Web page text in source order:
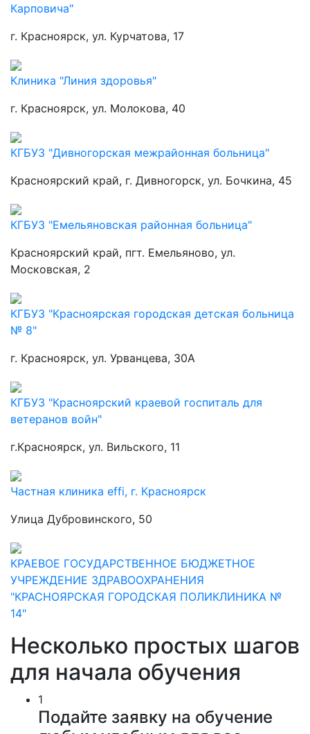
Карповича"
г. Красноярск, ул. Курчатова, 17
Клиника "Линия здоровья"
г. Красноярск, ул. Молокова, 40
КГБУЗ "Дивногорская межрайонная больница"
Красноярский край, г. Дивногорск, ул. Бочкина, 45
КГБУЗ "Емельяновская районная больница"
Красноярский край, пгт. Емельяново, ул.
Московская, 2
КГБУЗ "Красноярская городская детская больница
№ 8"
г. Красноярск, ул. Урванцева, 30А
КГБУЗ "Красноярский краевой госпиталь для
ветеранов войн"
г.Красноярск, ул. Вильского, 11
Частная клиника effi, г. Красноярск
Улица Дубровинского, 50
КРАЕВОЕ ГОСУДАРСТВЕННОЕ БЮДЖЕТНОЕ
УЧРЕЖДЕНИЕ ЗДРАВООХРАНЕНИЯ
"КРАСНОЯРСКАЯ ГОРОДСКАЯ ПОЛИКЛИНИКА №
14"
Несколько простых шагов
для начала обучения
1
Подайте заявку на обучение